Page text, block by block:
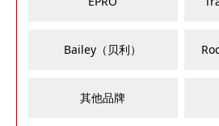
Bailey（贝利）
其他品牌